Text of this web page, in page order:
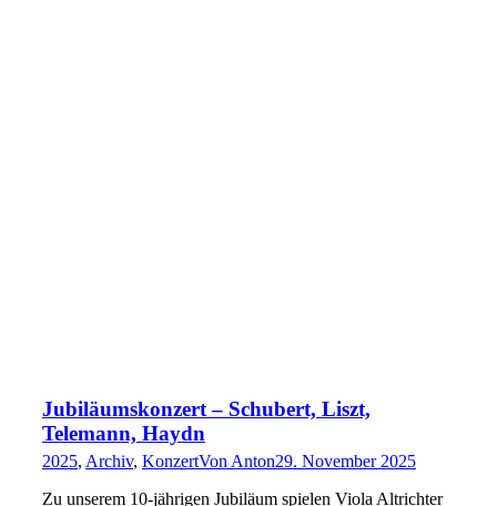
Jubiläumskonzert – Schubert, Liszt,
Telemann, Haydn
2025, Archiv, KonzertVon Anton29. November 2025
Zu unserem 10-jährigen Jubiläum spielen Viola Altrichter